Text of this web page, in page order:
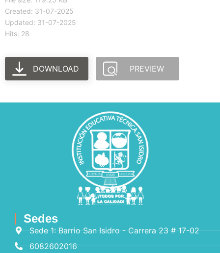
Created: 31-07-2025
Updated: 31-07-2025
Hits: 28
DOWNLOAD PREVIEW
Sedes
Sede 1: Barrio San Isidro - Carrera 23 # 17-02
6082602016